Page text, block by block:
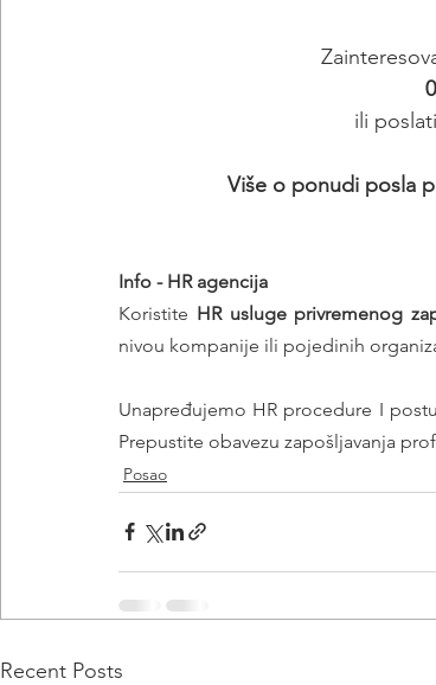
ili
Više o ponudi posla
Info - HR agencija
Koristite HR usluge privremenog
nivou kompanije ili pojedinih
Unapređujemo HR procedure I
Prepustite obavezu zapošljavanja
Posao
Recent Posts